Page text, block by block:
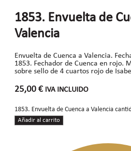
1853. Envuelta de
Valencia
Envuelta de Cuenca a Valencia.
1853. Fechador de Cuenca en rojo.
sobre sello de 4 cuartos rojo de
25,00 € IVA INCLUIDO
1853. Envuelta de Cuenca a Valencia
Añadir al carrito